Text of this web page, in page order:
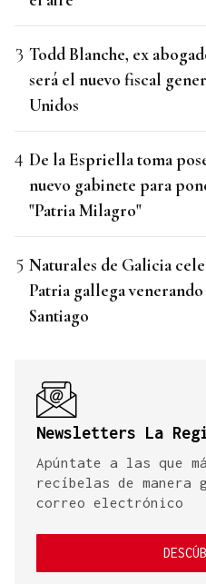
Todd Blanche, ex
será el nuevo fiscal
Unidos
De la Espriella toma
nuevo gabinete para
"Patria Milagro"
Naturales de Galicia
Patria gallega
Santiago
Newsletters La
Apúntate a las que
recíbelas de
correo electrónico